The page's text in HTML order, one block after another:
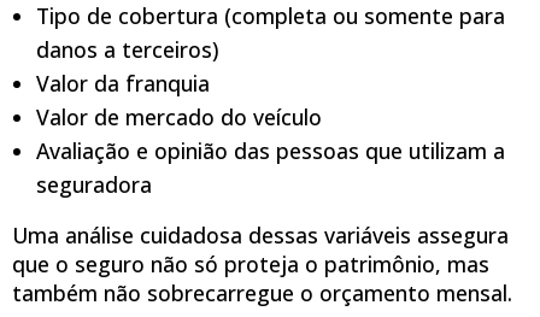
Tipo de cobertura (completa ou somente para
danos a terceiros)
Valor da franquia
Valor de mercado do veículo
Avaliação e opinião das pessoas que utilizam a
seguradora
Uma análise cuidadosa dessas variáveis assegura
que o seguro não só proteja o patrimônio, mas
também não sobrecarregue o orçamento mensal.